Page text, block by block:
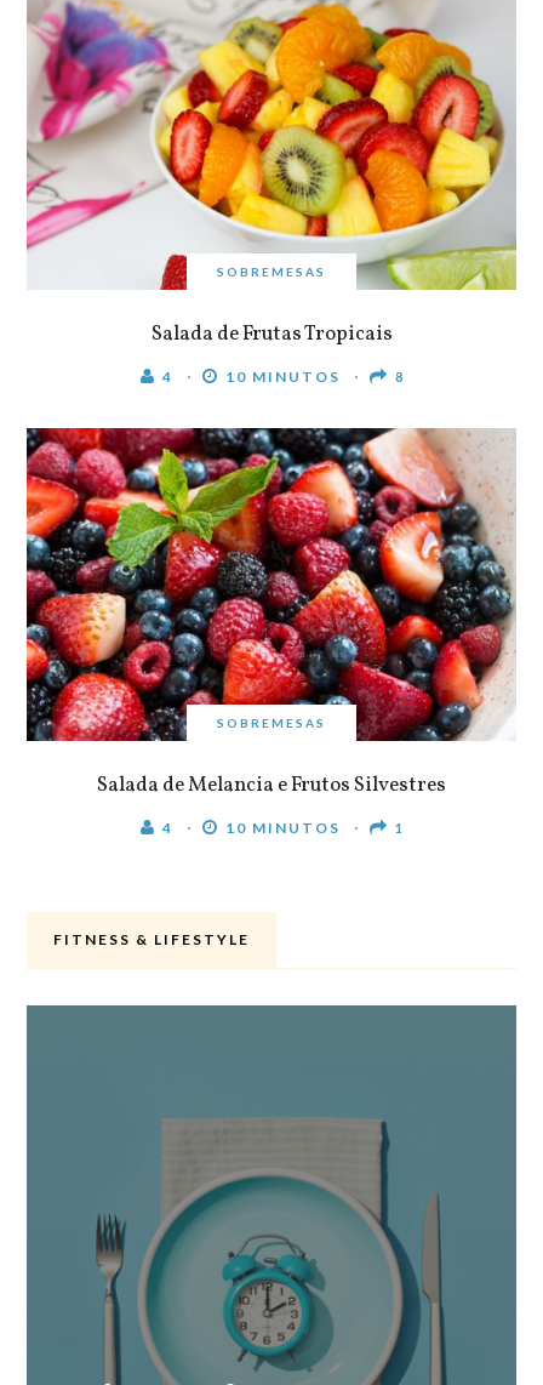
SOBREMESAS
Salada de Frutas Tropicais
4 10 MINUTOS 8
SOBREMESAS
Salada de Melancia e Frutos Silvestres
4 10 MINUTOS 1
FITNESS & LIFESTYLE